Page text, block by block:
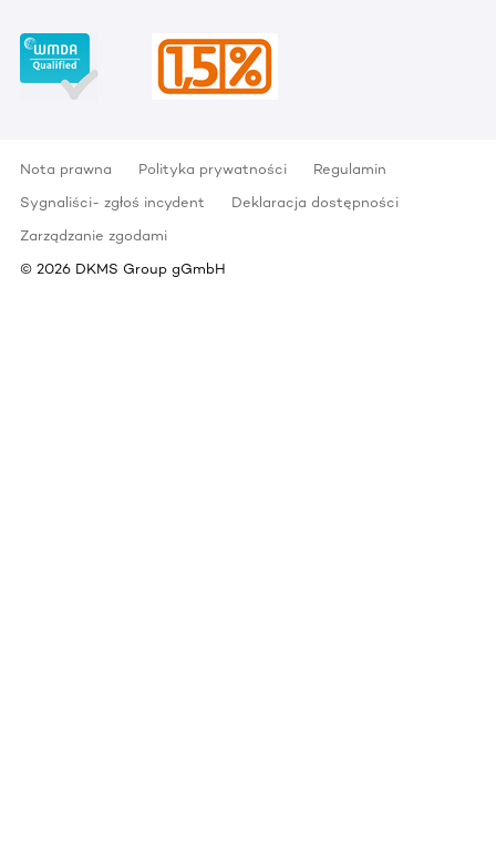
Nota prawna Polityka prywatności
Regulamin
Sygnaliści- zgłoś incydent
Deklaracja dostępności
Zarządzanie zgodami
© 2026 DKMS Group gGmbH